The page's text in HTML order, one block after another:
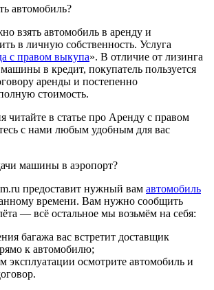
автомобиль?
взять автомобиль в аренду и
в личную собственность. Услуга
с правом выкупа». В отличие от лизинга
в кредит, покупатель пользуется
аренды и постепенно
стоимость.
читайте в статье про Аренду с правом
с нами любым удобным для вас
машины в аэропорт?
предоставит нужный вам автомобиль
времени. Вам нужно сообщить
— всё остальное мы возьмём на себя:
багажа вас встретит доставщик
к автомобилю;
эксплуатации осмотрите автомобиль и